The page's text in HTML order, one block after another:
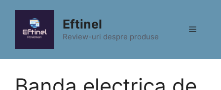
conținut
Eftinel
Review-uri despre produse
Meniu